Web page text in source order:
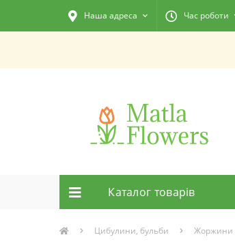
Наша адреса Час роботи
Каталог товарiв
Цибулини, бульби Жоржини